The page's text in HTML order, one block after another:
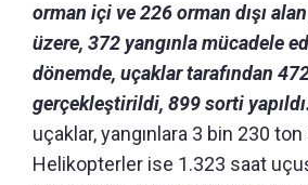
orman içi ve 226 orman dışı
üzere, 372 yangınla mücadele
dönemde, uçaklar tarafından
gerçekleştirildi, 899 sorti yapıldı.
uçaklar, yangınlara 3 bin 230 ton
Helikopterler ise 1.323 saat